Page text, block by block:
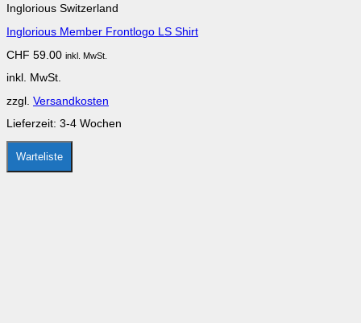
Inglorious Switzerland
Inglorious Member Frontlogo LS Shirt
CHF 59.00 inkl. MwSt.
inkl. MwSt.
zzgl. Versandkosten
Lieferzeit: 3-4 Wochen
Warteliste